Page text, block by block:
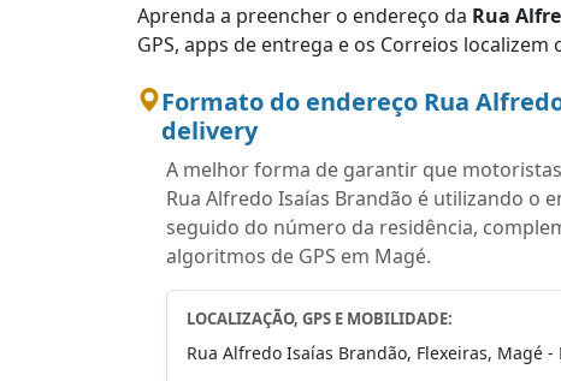
Aprenda a preencher o endereço da Rua
GPS, apps de entrega e os Correios localizem
Formato do endereço Rua
delivery
A melhor forma de garantir que
Rua Alfredo Isaías Brandão é utilizando
seguido do número da residência,
algoritmos de GPS em Magé.
LOCALIZAÇÃO, GPS E MOBILIDADE:
Rua Alfredo Isaías Brandão, Flexeiras, Magé -